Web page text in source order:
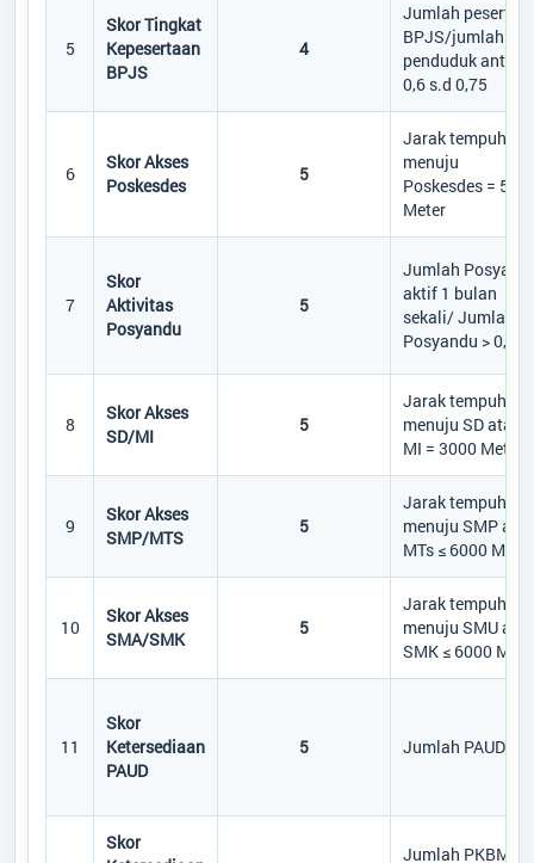
Sungai Melawen
Kabupaten
Kotawaringin Barat
Provinsi
Kalimantan Tengah
Kode Desa
Alamat Kantor
: Jalan Lada Lima Sungai
Melawen P.Lada
5
Skor Tingkat
Kepesertaan
BPJS
4
Jumlah peserta
BPJS/jumlah
penduduk antara
0,6 s.d 0,75
6
Skor Akses
Poskesdes
5
Jarak tempuh
menuju
Poskesdes = 500
Meter
7
Skor
Aktivitas
Posyandu
5
Jumlah
aktif 1 bulan
sekali/ Jumlah
Posyandu > 0,75
8
Skor Akses
SD/MI
5
Jarak tempuh
menuju SD atau
MI = 3000 Meter
9
Skor Akses
SMP/MTS
5
Jarak tempuh
menuju SMP
MTs ≤ 6000 Meter
10
Skor Akses
SMA/SMK
5
Jarak tempuh
menuju SMU
SMK ≤ 6000
11
Skor
Ketersediaan
PAUD
5 Jumlah PAUD ≥ 1
Skor
Jumlah PKBM